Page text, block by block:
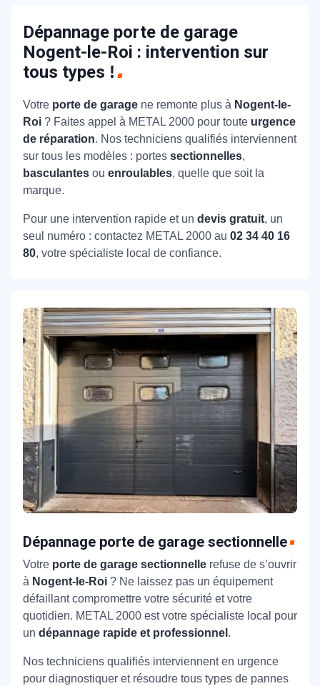
sécurité, pour un résultat fiable et durable.
votre modèle. Grâce à cette organisation, la remise
en état se fait dès la première visite, sans délai de
commande.
Dépannage porte de garage
Nogent-le-Roi : intervention sur
tous types !
Votre porte de garage ne remonte plus à Nogent-le-
Roi ? Faites appel à METAL 2000 pour toute urgence
de réparation. Nos techniciens qualifiés interviennent
sur tous les modèles : portes sectionnelles,
basculantes ou enroulables, quelle que soit la
marque.
Pour une intervention rapide et un devis gratuit, un
seul numéro : contactez METAL 2000 au 02 34 40 16
80, votre spécialiste local de confiance.
Dépannage porte de garage sectionnelle
Votre porte de garage sectionnelle refuse de s’ouvrir
à Nogent-le-Roi ? Ne laissez pas un équipement
défaillant compromettre votre sécurité et votre
quotidien. METAL 2000 est votre spécialiste local pour
un dépannage rapide et professionnel .
Nos techniciens qualifiés interviennent en urgence
pour diagnostiquer et résoudre tous types de pannes